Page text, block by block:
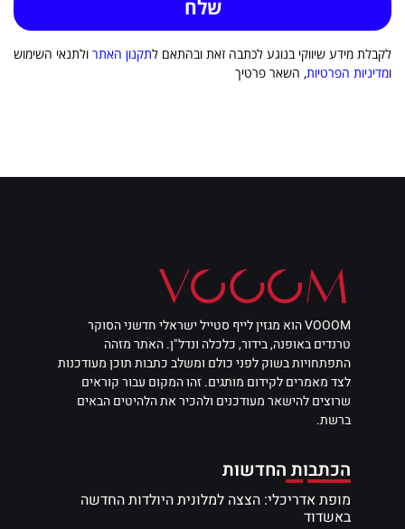
לקבלת מידע שיווקי בנוגע לכתבה זאת ובהתאם לתקנון האתר ולתנאי השימוש
ומדיניות הפרטיות, השאר פרטיך
VOOOM הוא מגזין לייף סטייל ישראלי חדשני הסוקר
טרנדים באופנה, בידור, כלכלה ונדל"ן. האתר מזהה
התפתחויות בשוק לפני כולם ומשלב כתבות תוכן מעודכנות
לצד מאמרים לקידום מותגים. זהו המקום עבור קוראים
שרוצים להישאר מעודכנים ולהכיר את הלהיטים הבאים
ברשת.
הכתבות החדשות
מופת אדריכלי: הצצה למלונית היולדות החדשה
באשדוד